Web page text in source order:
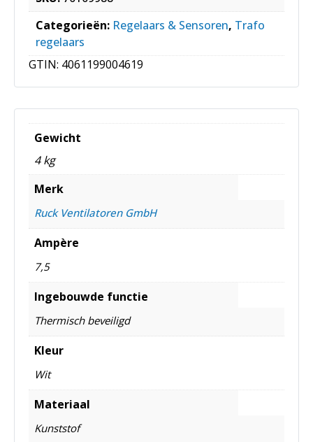
Categorieën: Regelaars & Sensoren, Trafo
regelaars
GTIN: 4061199004619
Gewicht
4 kg
Merk
Ruck Ventilatoren GmbH
Ampère
7,5
Ingebouwde functie
Thermisch beveiligd
Kleur
Wit
Materiaal
Kunststof